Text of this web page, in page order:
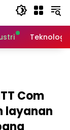
Teknologi
Com
layanan